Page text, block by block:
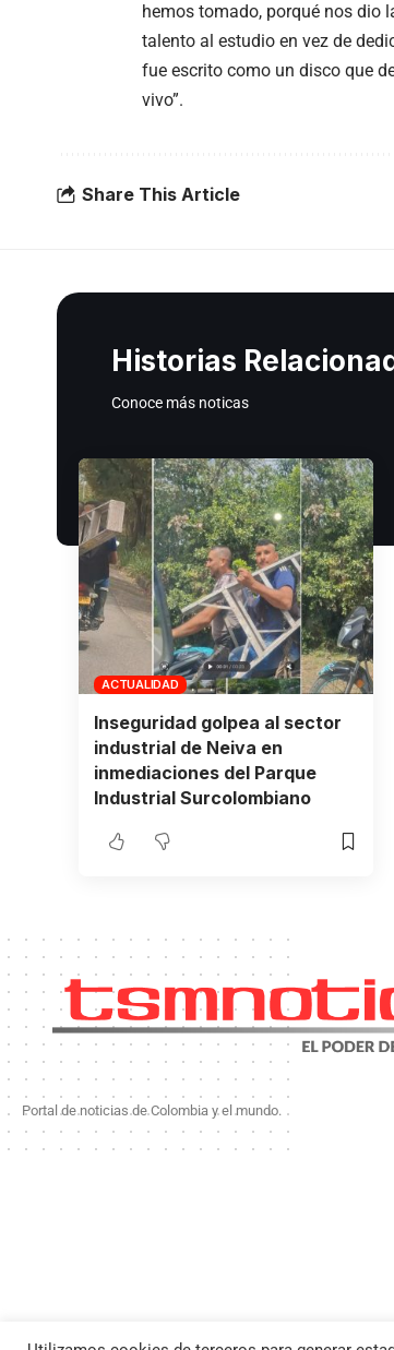
hemos tomado, porqué nos dio
talento al estudio en vez de
fue escrito como un disco que
vivo”.
Share This Article
Historias
Conoce más noticas
ACTUALIDAD
Inseguridad golpea al sector
industrial de Neiva en
inmediaciones del Parque
Industrial Surcolombiano
Portal de noticias de Colombia y el mundo.